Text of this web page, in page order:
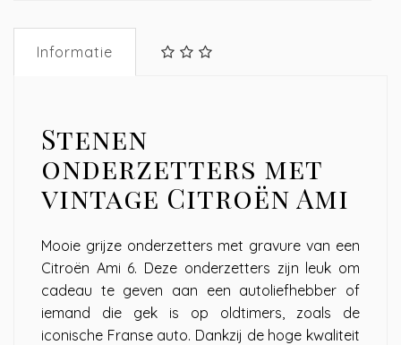
Informatie
Stenen
onderzetters met
vintage Citroën Ami
Mooie grijze onderzetters met gravure van een
Citroën Ami 6. Deze onderzetters zijn leuk om
cadeau te geven aan een autoliefhebber of
iemand die gek is op oldtimers, zoals de
iconische Franse auto. Dankzij de hoge kwaliteit